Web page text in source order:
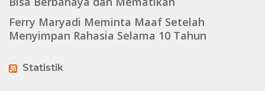
Ferry Maryadi Meminta Maaf Setelah
Menyimpan Rahasia Selama 10 Tahun
Statistik